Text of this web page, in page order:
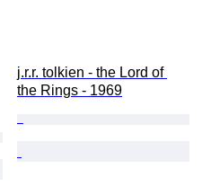
j.r.r. tolkien - the Lord of
the Rings - 1969